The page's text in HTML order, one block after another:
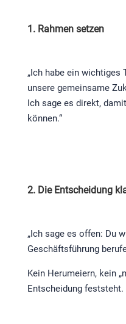
1. Rahmen setzen
„Ich habe ein wichtiges
unsere gemeinsame
Ich sage es direkt,
können.“
2. Die Entscheidung
„Ich sage es offen: Du
Geschäftsführung
Kein Herumeiern, kein
Entscheidung feststeht.